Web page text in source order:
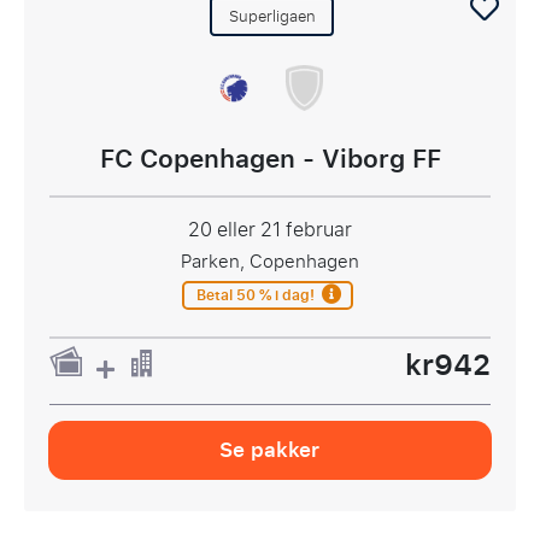
Superligaen
FC Copenhagen - Viborg FF
20 eller 21 februar
Parken, Copenhagen
Betal 50 % i dag!
kr942
Se pakker